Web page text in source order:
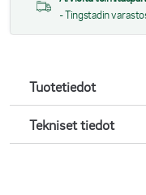
- Tingstadin
Tuotetiedot
Tekniset tiedot